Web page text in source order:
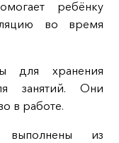
ребёнку
во время
для хранения
занятий. Они
в работе.
выполнены из